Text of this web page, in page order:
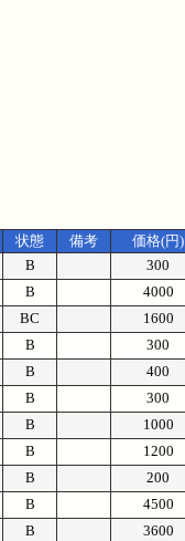
状態 備考 価格(円)
B 300
B 4000
BC 1600
B 300
B 400
B 300
B 1000
B 1200
B 200
B 4500
B 3600